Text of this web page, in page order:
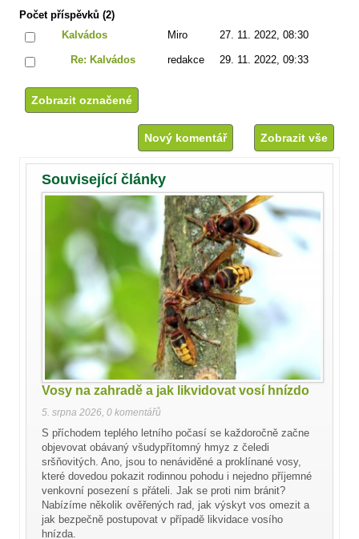
Počet příspěvků (2)
Kalvádos
Miro 27. 11. 2022, 08:30
Re: Kalvádos redakce 29. 11. 2022, 09:33
Nový komentář Zobrazit vše
Související články
Vosy na zahradě a jak likvidovat vosí hnízdo
5. srpna 2026 0 komentářů
S příchodem teplého letního počasí se každoročně začne
objevovat obávaný všudypřítomný hmyz z čeledi
sršňovitých. Ano, jsou to nenáviděné a proklínané vosy,
které dovedou pokazit rodinnou pohodu i nejedno příjemné
venkovní posezení s přáteli. Jak se proti nim bránit?
Nabízíme několik ověřených rad, jak výskyt vos omezit a
jak bezpečně postupovat v případě likvidace vosího
hnízda.